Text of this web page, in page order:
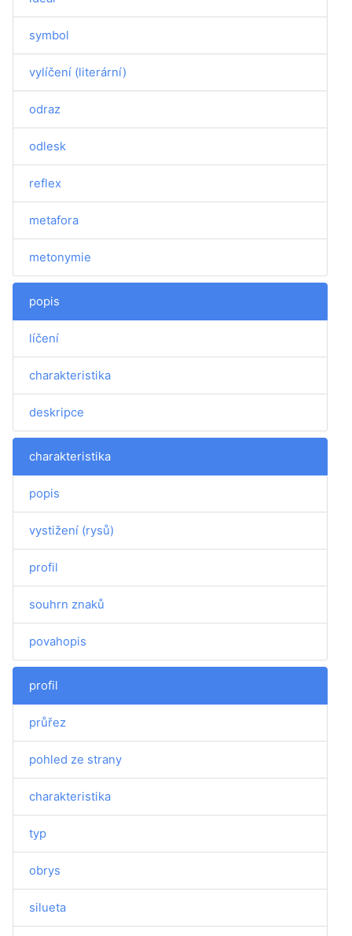
symbol
vylíčení (literární)
odraz
odlesk
reflex
metafora
metonymie
popis
líčení
charakteristika
deskripce
charakteristika
popis
vystižení (rysů)
profil
souhrn znaků
povahopis
profil
průřez
pohled ze strany
charakteristika
typ
obrys
silueta